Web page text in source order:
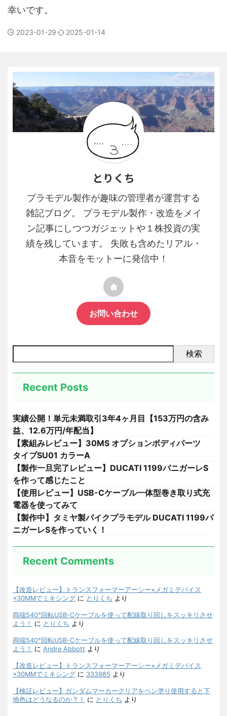
幸いです。
2023-01-29 2025-01-14
とりくち
プラモデル製作が趣味の管理者が運営する
雑記ブログ。 プラモデル製作・改造をメイ
ン記事にしつつガジェットや１株投資の実
績を残しています。 失敗も含めたリアル・
本音をモットーに発信中！
お問い合わせ
検索
Recent Posts
実績公開！単元未満取引3年4ヶ月目【153万円の含み
益、12.6万円/年配当】
【素組みレビュー】30MS オプションボディパーツ
タイプSU01 カラーA
【製作一旦完了レビュー】DUCATI 1199パニガーレS
を作って感じたこと
【使用レビュー】USB-Cケーブル一体型巻き取り式充
電器を使ってみて
【製作中】タミヤ製バイクプラモデル DUCATI 1199パ
ニガーレSを作っていく！
Recent Comments
【改造レビュー】トランスフォーマーアーシー×メガミデバイス
×30MMでミキシング に とりくち より
両端540°回転USB-Cケーブルを使って配線取り回しをスッキリさせ
よう！
に とりくち より
両端540°回転USB-Cケーブルを使って配線取り回しをスッキリさせ
よう！
に Andre Abbott より
【改造レビュー】トランスフォーマーアーシー×メガミデバイス
×30MMでミキシング に 333985 より
【検証レビュー】ガンダムマーカークリアをペン塗り使用すると下
地色はどうなるのか？！
に とりくち より